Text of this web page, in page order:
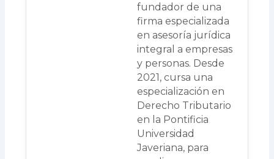
fundador de una
firma especializada
en asesoría jurídica
integral a empresas
y personas. Desde
2021, cursa una
especialización en
Derecho Tributario
en la Pontificia
Universidad
Javeriana, para